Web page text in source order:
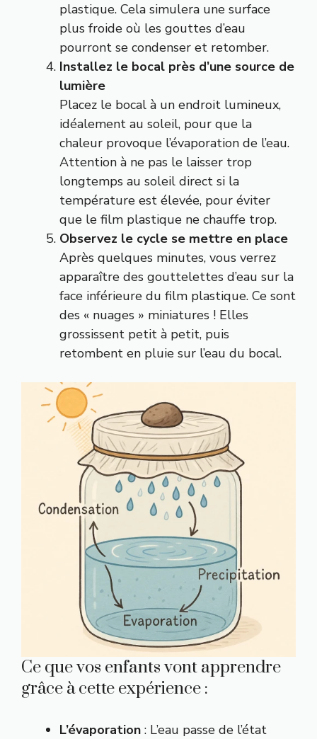
plastique. Cela simulera une surface
plus froide où les gouttes d’eau
pourront se condenser et retomber.
Installez le bocal près d’une source de
lumière
Placez le bocal à un endroit lumineux,
idéalement au soleil, pour que la
chaleur provoque l’évaporation de l’eau.
Attention à ne pas le laisser trop
longtemps au soleil direct si la
température est élevée, pour éviter
que le film plastique ne chauffe trop.
Observez le cycle se mettre en place
Après quelques minutes, vous verrez
apparaître des gouttelettes d’eau sur la
face inférieure du film plastique. Ce sont
des « nuages » miniatures ! Elles
grossissent petit à petit, puis
retombent en pluie sur l’eau du bocal.
Ce que vos enfants vont apprendre
grâce à cette expérience :
L’évaporation : L’eau passe de l’état